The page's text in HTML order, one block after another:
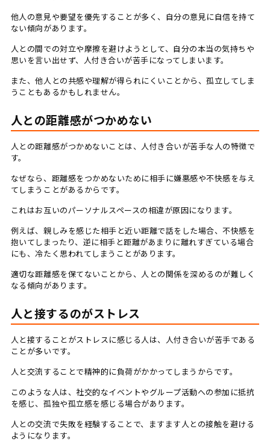
他人の意見や要望を優先することが多く、自分の意見に自信を持て
ない傾向があります。
人との間での対立や摩擦を避けようとして、自分の本当の気持ちや
思いを言い出せず、人付き合いが苦手になってしまいます。
また、他人との共感や理解が得られにくいことから、孤立してしま
うこともあるかもしれません。
人との距離感がつかめない
人との距離感がつかめないことは、人付き合いが苦手な人の特徴で
す。
なぜなら、距離感をつかめないために相手に嫌悪感や不快感を与え
てしまうことがあるからです。
これはお互いのパーソナルスペースの相違が原因になります。
例えば、親しみを感じた相手と近い距離で話をした場合、不快感を
抱いてしまったり、逆に相手と距離があまりに離れすぎている場合
にも、冷たく思われてしまうことがあります。
適切な距離感を保てないことから、人との関係を深めるのが難しく
なる傾向があります。
人と接するのがストレス
人と接することがストレスに感じる人は、人付き合いが苦手である
ことが多いです。
人と交流することで精神的に負荷がかかってしまうからです。
このような人は、社交的なイベントやグループ活動への参加に抵抗
を感じ、孤独や孤立感を感じる場合があります。
人との交流で失敗を経験することで、ますます人との接触を避ける
ようになります。